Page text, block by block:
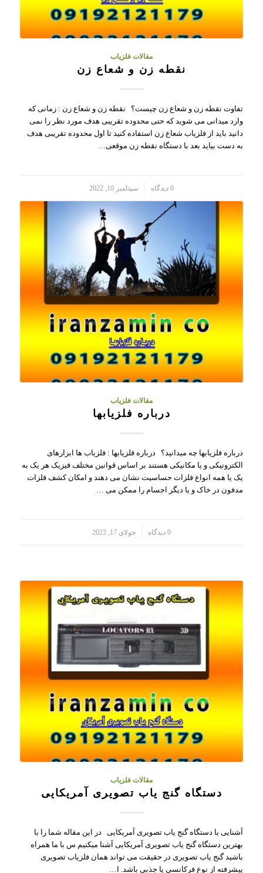
مقالات فلزیاب
نقطه زن و شعاع زن
تفاوت نقطه زن و شعاع زن چیست؟ نقطه زن و شعاع زن : زمانی که
وارد میدانی می شوید که حتی محدوده تقریبی هدف مورد نظر را نمی
دانید باید از فلزیاب شعاع زن استفاده کنید تا اول محدوده تقریبی هدف
به دست بیاید بعد با دستگاه نقطه زن موقعی…
0 دیدگاه سپتامبر 10, 2022
مقالات فلزیاب
درباره فلزیابها
درباره فلزیابها چه میدانید؟ درباره فلزیابها : فلزیاب ها ابزارهای
الکترونیکی و یا مکانیکی هستند بر اساس قوانین مختلف فیزیک هر یک به
یک یا همه انواع فلزات حساسیت نشان می دهند و امکان کشف فلزات
مدفون در خاک و یا دیگر اجسام را ممکن می …
0 دیدگاه جولای 17, 2022
مقالات فلزیاب
دستگاه گنج یاب تصویری آمریکایی
آشنایی با دستگاه گنج یاب تصویری آمریکایی در این مقاله شما را با
بهترین دستگاه گنج یاب تصویری آمریکایی آشنا میکنیم س با ما همراه
باشید گنج یاب تصویری در حقیقت می تواند همان فلزیاب تصویری
پیشرفته از نوع فرکانسی یا جذبی باشد. ا…